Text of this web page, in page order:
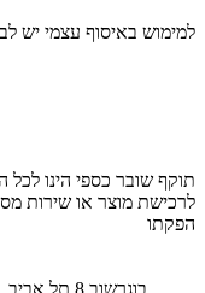
למימוש באיסוף עצמי יש לבצע
הפקתו
בוגרשוב 8 תל אביב